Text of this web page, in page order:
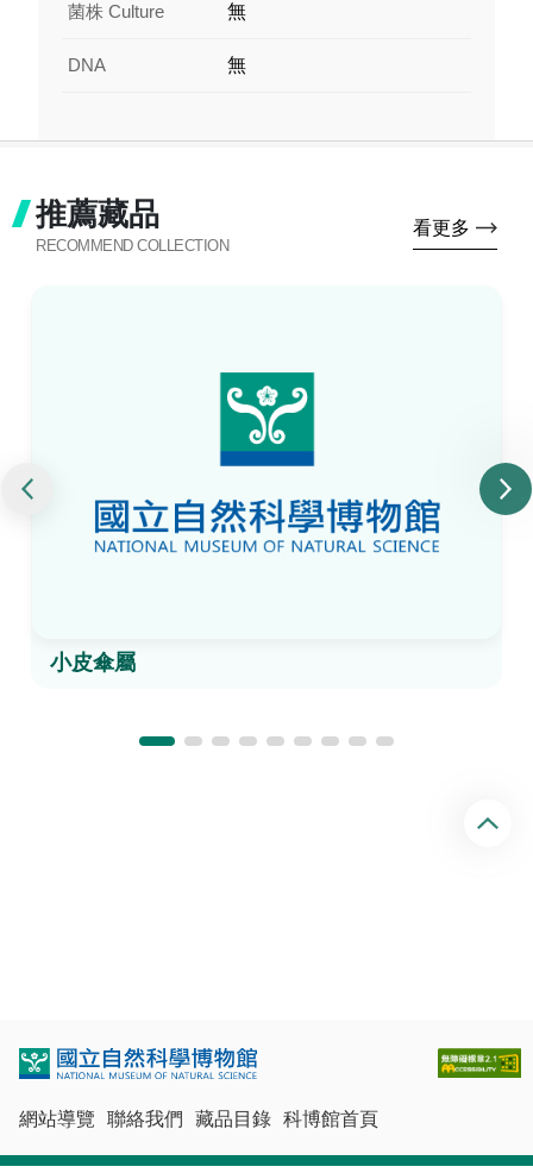
菌株 Culture 無
DNA 無
推薦藏品
RECOMMEND COLLECTION
看更多
小皮傘屬
網站導覽 聯絡我們 藏品目錄 科博館首頁
回
頂
端